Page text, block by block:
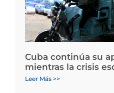
Cuba continúa su
mientras la crisis
Leer Más >>